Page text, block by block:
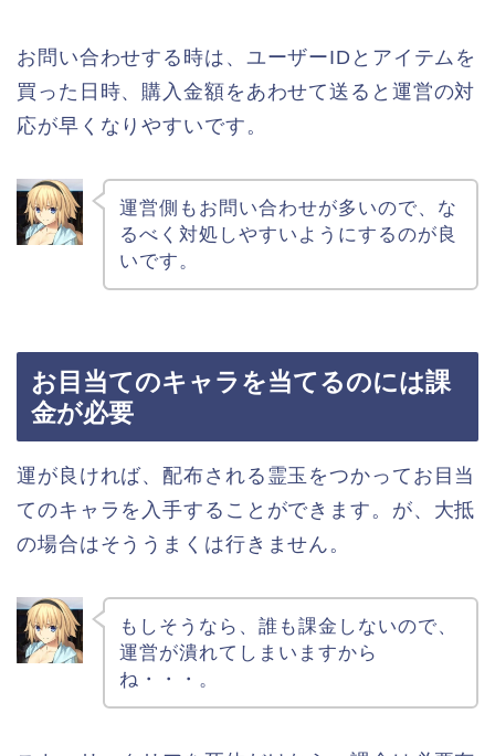
お問い合わせする時は、ユーザーIDとアイテムを
買った日時、購入金額をあわせて送ると運営の対
応が早くなりやすいです。
運営側もお問い合わせが多いので、な
るべく対処しやすいようにするのが良
いです。
お目当てのキャラを当てるのには課
金が必要
運が良ければ、配布される霊玉をつかってお目当
てのキャラを入手することができます。が、大抵
の場合はそううまくは行きません。
もしそうなら、誰も課金しないので、
運営が潰れてしまいますから
ね・・・。